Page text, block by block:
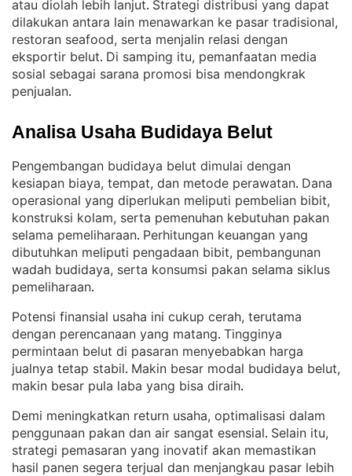
atau diolah lebih lanjut. Strategi distribusi yang dapat
dilakukan antara lain menawarkan ke pasar tradisional,
restoran seafood, serta menjalin relasi dengan
eksportir belut. Di samping itu, pemanfaatan media
sosial sebagai sarana promosi bisa mendongkrak
penjualan.
Analisa Usaha Budidaya Belut
Pengembangan budidaya belut dimulai dengan
kesiapan biaya, tempat, dan metode perawatan. Dana
operasional yang diperlukan meliputi pembelian bibit,
konstruksi kolam, serta pemenuhan kebutuhan pakan
selama pemeliharaan. Perhitungan keuangan yang
dibutuhkan meliputi pengadaan bibit, pembangunan
wadah budidaya, serta konsumsi pakan selama siklus
pemeliharaan.
Potensi finansial usaha ini cukup cerah, terutama
dengan perencanaan yang matang. Tingginya
permintaan belut di pasaran menyebabkan harga
jualnya tetap stabil. Makin besar modal budidaya belut,
makin besar pula laba yang bisa diraih.
Demi meningkatkan return usaha, optimalisasi dalam
penggunaan pakan dan air sangat esensial. Selain itu,
strategi pemasaran yang inovatif akan memastikan
hasil panen segera terjual dan menjangkau pasar lebih